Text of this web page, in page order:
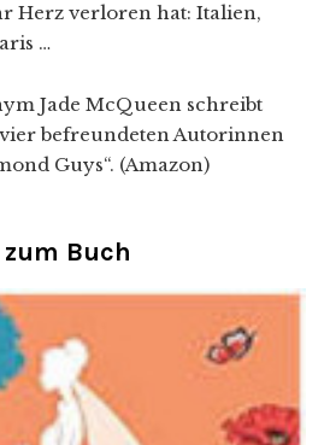
Herz verloren hat: Italien,
…
Jade McQueen schreibt
befreundeten Autorinnen
Guys“. (Amazon)
Buch